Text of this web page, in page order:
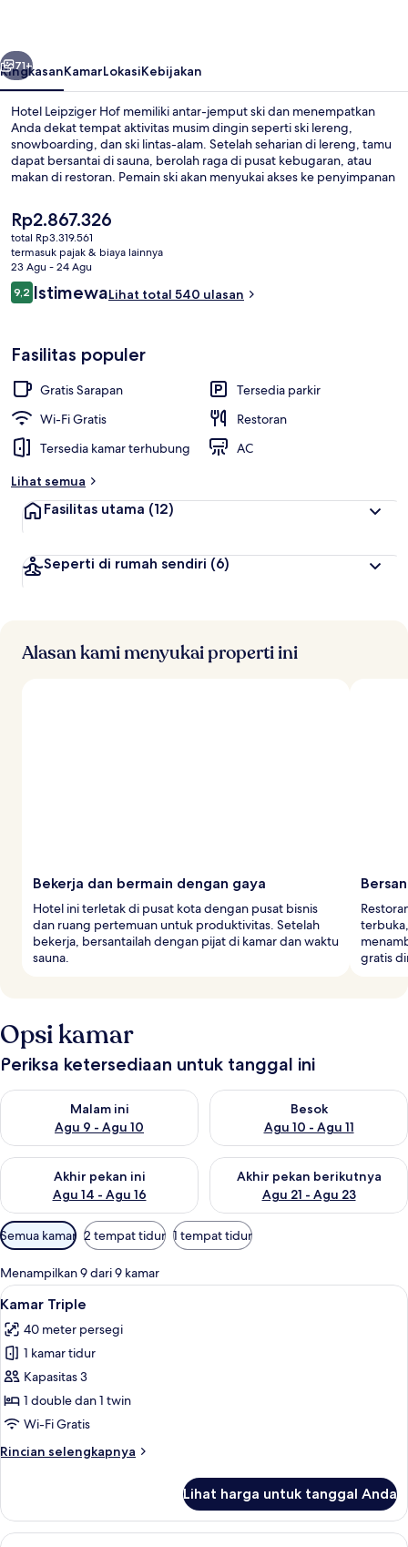
Berikutnya
71+
RingkasanKamarLokasiKebijakan
Hotel Leipziger Hof memiliki antar-jemput ski dan menempatkan
Anda dekat tempat aktivitas musim dingin seperti ski lereng,
snowboarding, dan ski lintas-alam. Setelah seharian di lereng, tamu
dapat bersantai di sauna, berolah raga di pusat kebugaran, atau
makan di restoran. Pemain ski akan menyukai akses ke penyimpanan
Harga
saat
ini
Rp2.867.326
Rp2.867.326
total Rp3.319.561
termasuk pajak & biaya lainnya
23 Agu - 24 Agu
Ulasan
9,29,2 dari 10
IstimewaLihat total 540 ulasan
Fasilitas populer
Gratis Sarapan
Tersedia parkir
Wi-Fi Gratis
Restoran
Tersedia kamar terhubung
AC
Lihat semua
Fasilitas utama (12)
Seperti di rumah sendiri (6)
Alasan kami menyukai properti ini
Bekerja dan bermain dengan gaya
Hotel ini terletak di pusat kota dengan pusat bisnis
dan ruang pertemuan untuk produktivitas. Setelah
bekerja, bersantailah dengan pijat di kamar dan waktu
sauna.
gratis
Opsi kamar
Periksa ketersediaan untuk tanggal ini
Malam ini
Agu 9 - Agu 10
Periksa ketersediaan untuk malam ini Agu 9 - Agu 10
Besok
Agu 10 - Agu 11
Periksa ketersediaan untuk
Akhir pekan ini
Agu 14 - Agu 16
Periksa ketersediaan untuk akhir pekan ini Agu 14 - Agu 16
Akhir pekan berikutnya
Agu 21 - Agu 23
Periksa ketersediaan untuk
Filter
tersedia
untuk
kamar
Semua kamar 2 tempat tidur 1 tempat tidur
Menampilkan 9 dari 9 kamar
Lihat
semua
foto
untuk
Kamar
Triple
Kamar Triple | Seprai antialergi,
9
Kamar Triple
40 meter persegi
1 kamar tidur
Kapasitas 3
1 double dan 1 twin
Wi-Fi Gratis
Rincian selengkapnya
Rincian
Kamar
Triple
Lihat harga untuk tanggal Anda
Lihat
Seprai antialergi, brankas, meja